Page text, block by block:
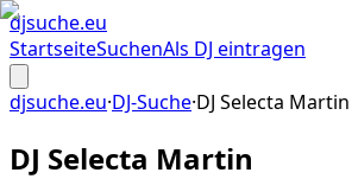
djsuche.eu
StartseiteSuchenAls DJ eintragen
djsuche.eu·DJ-Suche·DJ Selecta Martin
DJ Selecta Martin